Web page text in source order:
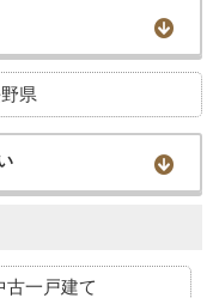
県
古一戸建て